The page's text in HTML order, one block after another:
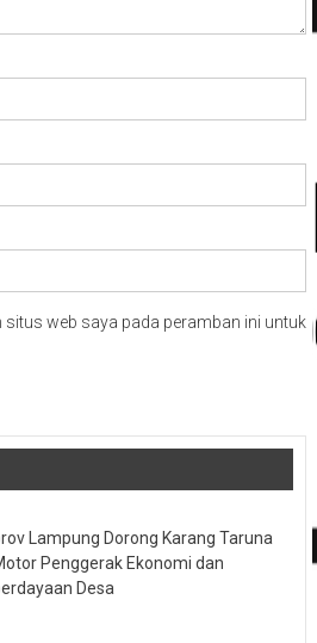
situs web saya pada peramban ini untuk
Lampung Dorong Karang Taruna
Penggerak Ekonomi dan
Desa